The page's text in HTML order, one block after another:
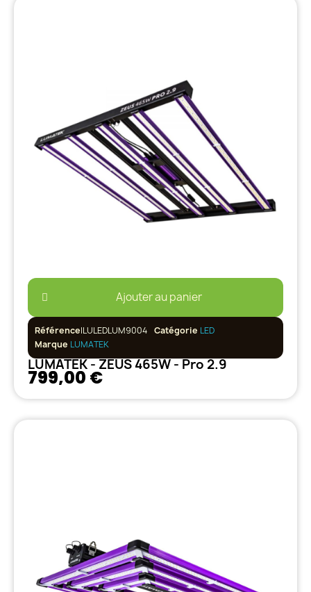
Ajouter au panier
RéférenceILULEDLUM9004 Catégorie LED
Marque LUMATEK
LUMATEK - ZEUS 465W - Pro 2.9
799,00 €